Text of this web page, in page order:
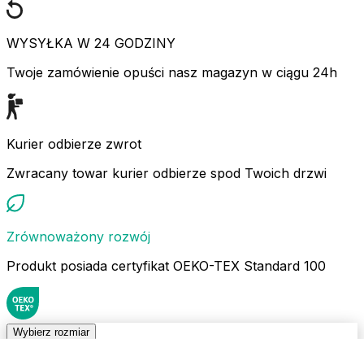
WYSYŁKA W 24 GODZINY
Twoje zamówienie opuści nasz magazyn w ciągu 24h
Kurier odbierze zwrot
Zwracany towar kurier odbierze spod Twoich drzwi
Zrównoważony rozwój
Produkt posiada certyfikat OEKO-TEX Standard 100
Wybierz rozmiar